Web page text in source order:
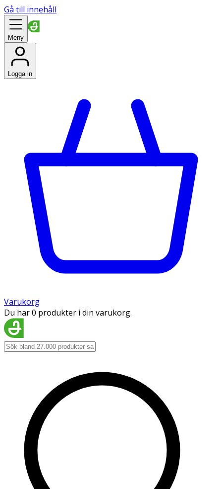
Gå till innehåll
Meny
Logga in
Varukorg
Du har 0 produkter i din varukorg.